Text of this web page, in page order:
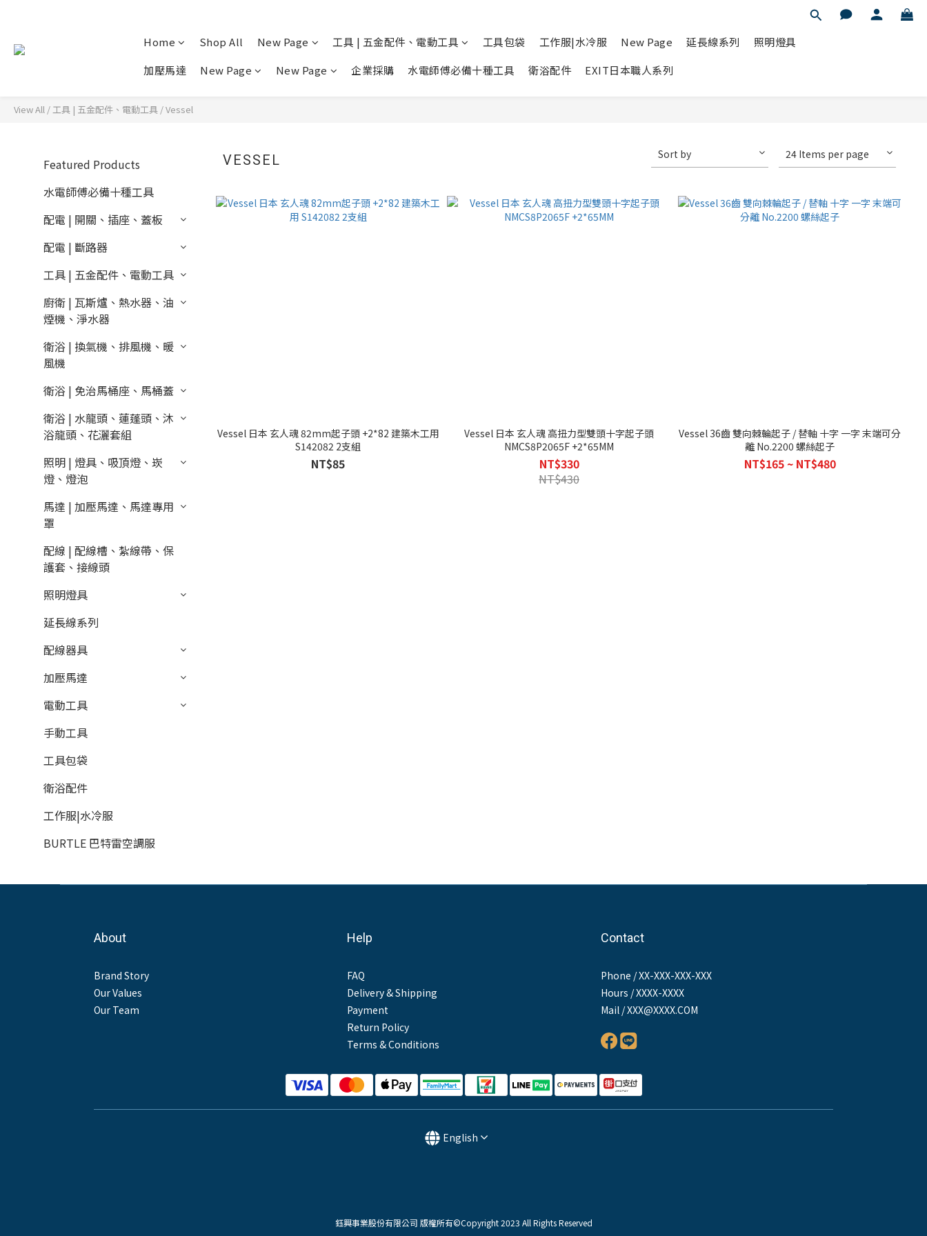
Home Shop All New Page 工具 | 五金配件、電動工具 工具包袋 工作服|水冷服 New Page 延長線系列
照明燈具
加壓馬達
New Page New Page 企業採購 水電師傅必備十種工具 衛浴配件 EXIT日本職人系列
View All /工具 | 五金配件、電動工具 /Vessel
Featured Products
水電師傅必備十種工具
配電 | 開關、插座、蓋板
配電 | 斷路器
工具 | 五金配件、電動工具
廚衛 | 瓦斯爐、熱水器、油
煙機、淨水器
衛浴 | 換氣機、排風機、暖
風機
衛浴 | 免治馬桶座、馬桶蓋
衛浴 | 水龍頭、蓮蓬頭、沐
浴龍頭、花灑套組
照明 | 燈具、吸頂燈、崁
燈、燈泡
馬達 | 加壓馬達、馬達專用
罩
配線 | 配線槽、紮線帶、保
護套、接線頭
照明燈具
延長線系列
配線器具
加壓馬達
電動工具
手動工具
工具包袋
衛浴配件
工作服|水冷服
BURTLE 巴特雷空調服
VESSEL Sort by 24 Items per page
Vessel 日本 玄人魂 82mm起子頭 +2*82 建築木工用
S142082 2支組
NT$85
Vessel 日本 玄人魂 高扭力型雙頭十字起子頭
NMCS8P2065F +2*65MM
NT$330
NT$430
Vessel 36齒 雙向棘輪起子 / 替軸 十字 一字 末端可分
離 No.2200 螺絲起子
NT$165 ~ NT$480
About
Brand Story
Our Values
Our Team
Help
FAQ
Delivery & Shipping
Payment
Return Policy
Terms & Conditions
Contact
Phone / XX-XXX-XXX-XXX
Hours / XXXX-XXXX
Mail / XXX@XXXX.COM
English
鈺興事業股份有限公司 版權所有©Copyright 2023 All Rights Reserved